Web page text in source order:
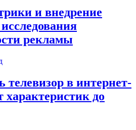
и внедрение
рекламы
телевизор в интернет-
характеристик до